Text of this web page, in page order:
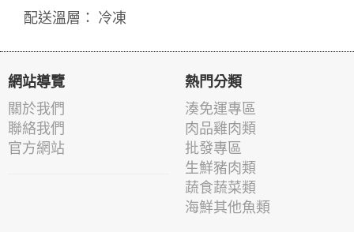
配送溫層： 冷凍
網站導覽
關於我們
聯絡我們
官方網站
熱門分類
湊免運專區
肉品雞肉類
批發專區
生鮮豬肉類
蔬食蔬菜類
海鮮其他魚類